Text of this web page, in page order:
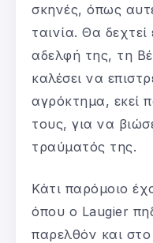
σκηνές, όπως
ταινία. Θα
αδελφή της, τη
καλέσει να
αγρόκτημα, εκεί
τους, για να
τραύματός της.
Κάτι παρόμοιο
όπου ο Laugier
παρελθόν και